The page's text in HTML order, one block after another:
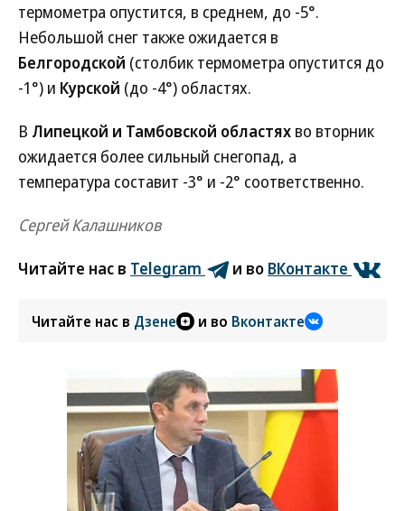
термометра опустится, в среднем, до -5°.
Небольшой снег также ожидается в
Белгородской (столбик термометра опустится до
-1°) и Курской (до -4°) областях.
В Липецкой и Тамбовской областях во вторник
ожидается более сильный снегопад, а
температура составит -3° и -2° соответственно.
Сергей Калашников
Читайте нас в Telegram и во ВКонтакте
Читайте нас в Дзене и во Вконтакте